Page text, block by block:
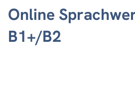
Online
B1+/B2